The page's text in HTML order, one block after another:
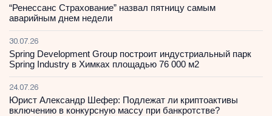
“Ренессанс Страхование” назвал пятницу самым
аварийным днем недели
30.07.26
Spring Development Group построит индустриальный парк
Spring Industry в Химках площадью 76 000 м2
24.07.26
Юрист Александр Шефер: Подлежат ли криптоактивы
включению в конкурсную массу при банкротстве?